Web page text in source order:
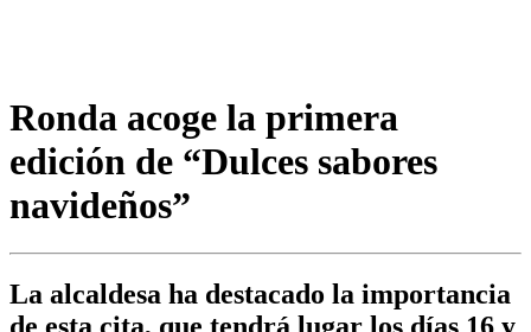
Ronda acoge la primera
edición de “Dulces sabores
navideños”
La alcaldesa ha destacado la importancia